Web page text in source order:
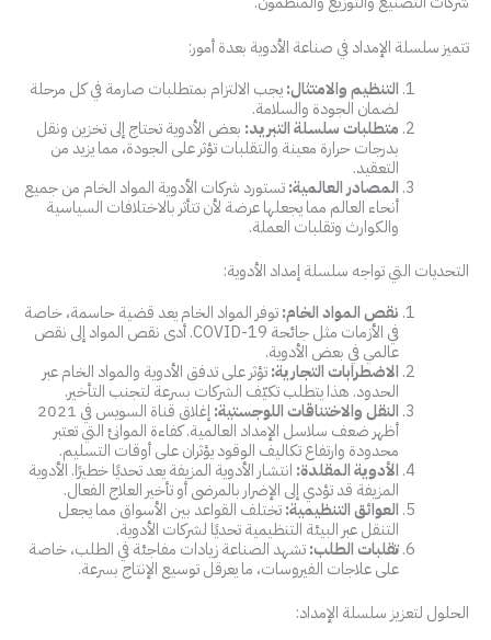
تتميز سلسلة الإمداد في صناعة الأدوية بعدة أمور:
التنظيم والامتثال:يجب الالتزام بمتطلبات صارمة في كل مرحلة
لضمان الجودة والسلامة.
متطلبات سلسلة التبريد: بعض الأدوية تحتاج إلى تخزين ونقل
بدرجات حرارة معينة والتقلبات تؤثر على الجودة، مما يزيد من
التعقيد.
المصادر العالمية:تستورد شركات الأدوية المواد الخام من جميع
أنحاء العالم مما يجعلها عرضة لأن تتأثر بالاختلافات السياسية
والكوارث وتقلبات العملة.
التحديات التي تواجه سلسلة إمداد الأدوية:
نقص المواد الخام:توفر المواد الخام يعد قضية حاسمة، خاصة
في الأزمات مثل جائحة COVID-19. أدى نقص المواد إلى نقص
عالمي في بعض الأدوية.
الاضطرابات التجارية:تؤثر على تدفق الأدوية والمواد الخام عبر
الحدود. هذا يتطلب تكيّف الشركات بسرعة لتجنب التأخير.
النقل والاختناقات اللوجستية:
إغلاق قناة السويس في 2021
أظهر ضعف سلاسل الإمداد العالمية. كفاءة الموانئ التي تعتبر
محدودة وارتفاع تكاليف الوقود يؤثران على أوقات التسليم.
الأدوية المقلدة: انتشار الأدوية المزيفة يعد تحديًا خطيرًا. الأدوية
المزيفة قد تؤدي إلى الإضرار بالمرضى أو تأخير العلاج الفعال.
العوائق التنظيمية:تختلف القواعد بين الأسواق مما يجعل
التنقل عبر البيئة التنظيمية تحديًا لشركات الأدوية.
تقلبات الطلب:تشهد الصناعة زيادات مفاجئة في الطلب، خاصة
على علاجات الفيروسات، ما يعرقل توسيع الإنتاج بسرعة.
الحلول لتعزيز سلسلة الإمداد: